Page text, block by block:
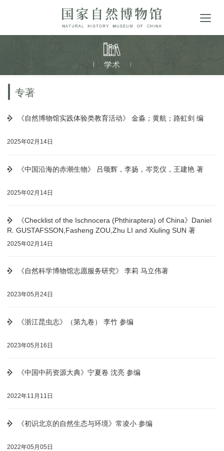
专著
《自然博物馆实践体验类教育活动》 金淼；黄航；路虹剑 编
2025年02月14日
《中国沿海的赤潮生物》 吕颂辉，李扬，岑竞仪，王建艳 著
2025年02月14日
《Checklist of the Ischnocera (Phthiraptera) of China》Daniel
R. GUSTAFSSON,Fasheng ZOU,Zhu LI and Xiuling SUN 著
2025年02月14日
《自然科学博物馆志愿服务研究》 李莉 马立伟著
2023年05月24日
《浙江昆虫志》（第九卷） 李竹 参编
2023年05月16日
《中国中药资源大典》宁夏卷 沈亮 参编
2022年11月11日
《初识北京的自然生态与环境》常凌小 参编
2022年05月05日